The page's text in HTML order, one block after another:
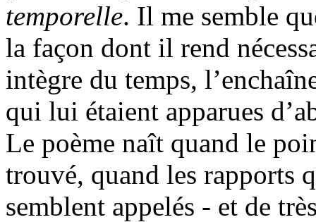
temporelle. Il me semble
la façon dont il rend
intègre du temps,
qui lui étaient apparues
Le poème naît quand le
trouvé, quand les rapports
semblent appelés - et de